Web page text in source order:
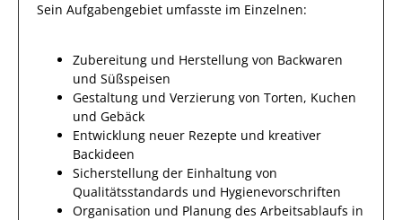
Sein Aufgabengebiet umfasste im Einzelnen:
Zubereitung und Herstellung von Backwaren
und Süßspeisen
Gestaltung und Verzierung von Torten, Kuchen
und Gebäck
Entwicklung neuer Rezepte und kreativer
Backideen
Sicherstellung der Einhaltung von
Qualitätsstandards und Hygienevorschriften
Organisation und Planung des Arbeitsablaufs in